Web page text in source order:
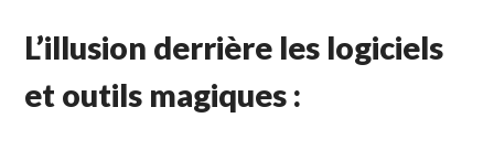
L’illusion derrière les logiciels
et outils magiques :